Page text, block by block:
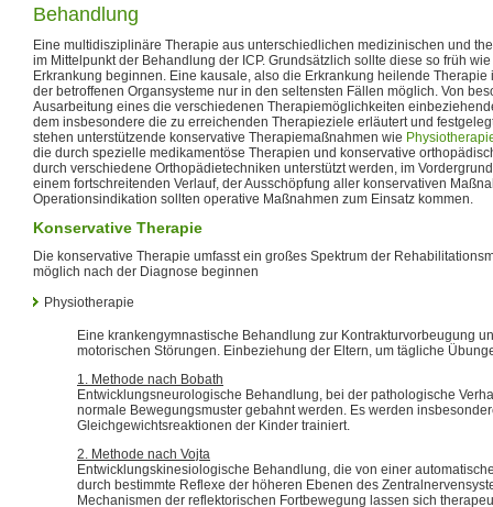
Behandlung
Eine multidisziplinäre Therapie aus unterschiedlichen medizinischen und
im Mittelpunkt der Behandlung der ICP. Grundsätzlich sollte diese so früh
Erkrankung beginnen. Eine kausale, also die Erkrankung heilende Therapie
der betroffenen Organsysteme nur in den seltensten Fällen möglich. Von
Ausarbeitung eines die verschiedenen Therapiemöglichkeiten
dem insbesondere die zu erreichenden Therapieziele erläutert und
stehen unterstützende konservative Therapiemaßnahmen wie
die durch spezielle medikamentöse Therapien und konservative
durch verschiedene Orthopädietechniken unterstützt werden, im
einem fortschreitenden Verlauf, der Ausschöpfung aller konservativen
Operationsindikation sollten operative Maßnahmen zum Einsatz kommen.
Konservative Therapie
Die konservative Therapie umfasst ein großes Spektrum der
möglich nach der Diagnose beginnen
Physiotherapie
Eine krankengymnastische Behandlung zur Kontrakturvorbeugung
motorischen Störungen. Einbeziehung der Eltern, um tägliche
1. Methode nach Bobath
Entwicklungsneurologische Behandlung, bei der pathologische
normale Bewegungsmuster gebahnt werden. Es werden
Gleichgewichtsreaktionen der Kinder trainiert.
2. Methode nach Vojta
Entwicklungskinesiologische Behandlung, die von einer
durch bestimmte Reflexe der höheren Ebenen des
Mechanismen der reflektorischen Fortbewegung lassen sich